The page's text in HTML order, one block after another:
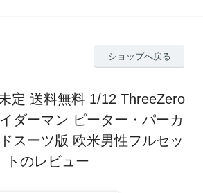
ショップへ戻る
定 送料無料 1/12 ThreeZero
ダーマン ピーター・パーカ
スーツ版 欧米男性フルセッ
トのレビュー